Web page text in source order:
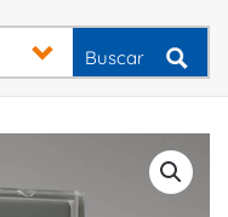
Buscar